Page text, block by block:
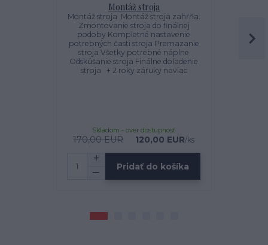
Montáž stroja
Montáž stroja Montáž stroja zahŕňa:
Zmontovanie stroja do finálnej
podoby Kompletné nastavenie
potrebných časti stroja Premazanie
stroja Všetky potrebné náplne
Odskúšanie stroja Finálne doladenie
stroja + 2 roky záruky naviac
170,00 EUR 120,00 EUR/ks
Skladom - over dostupnosť
Pridať do košíka